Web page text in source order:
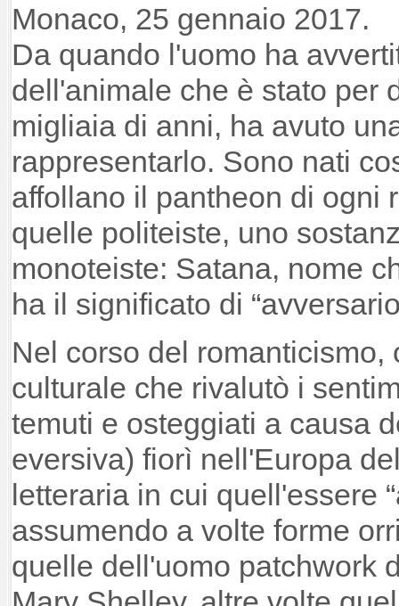
Monaco, 25 gennaio 2017.
Da quando l'uomo ha
dell'animale che è stato per
migliaia di anni, ha avuto
rappresentarlo. Sono nati
affollano il pantheon di ogni
quelle politeiste, uno
monoteiste: Satana, nome
ha il significato di
Nel corso del
culturale che rivalutò i
temuti e osteggiati a causa
eversiva) fiorì nell'Europa
letteraria in cui quell'essere
assumendo a volte forme
quelle dell'uomo patchwork